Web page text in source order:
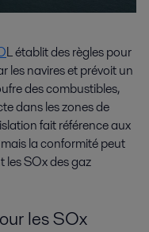
L établit des règles pour
les navires et prévoit un
des combustibles,
dans les zones de
fait référence aux
la conformité peut
SOx des gaz
les SOx